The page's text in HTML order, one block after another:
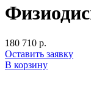
180 710 р.
Оставить заявку
В корзину